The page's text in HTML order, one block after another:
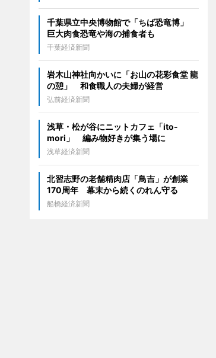
千葉県立中央博物館で「ちば恐竜博」
巨大肉食恐竜や海の捕食者も
千葉経済新聞
岩木山神社向かいに「お山の花彩食堂 龍
の憩」 和食職人の夫婦が経営
弘前経済新聞
浅草・松が谷にニットカフェ「ito-
mori」 編み物好きが集う場に
浅草経済新聞
北習志野の老舗精肉店「鳥吉」が創業
170周年 幕末から続くのれん守る
船橋経済新聞